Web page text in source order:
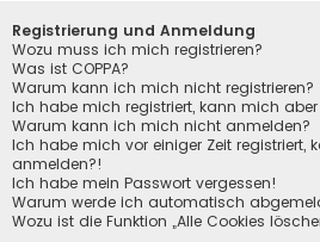
Registrierung und Anmeldung
Wozu muss ich mich registrieren?
Was ist COPPA?
Warum kann ich mich nicht registrieren?
Ich habe mich registriert, kann mich
Warum kann ich mich nicht anmelden?
Ich habe mich vor einiger Zeit registriert,
anmelden?!
Ich habe mein Passwort vergessen!
Warum werde ich automatisch
Wozu ist die Funktion „Alle Cookies